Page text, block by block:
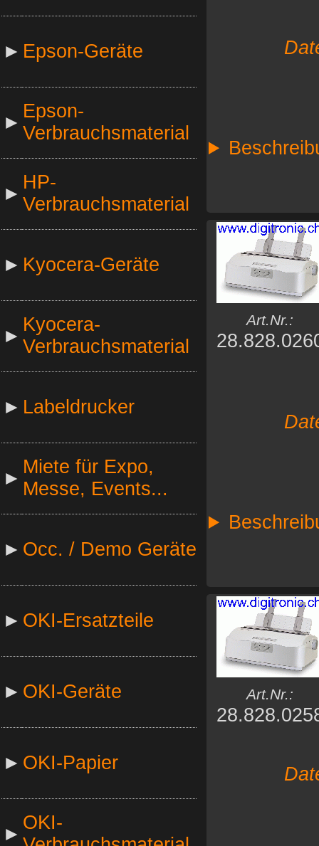
► Epson-Geräte
►
Epson-
Verbrauchsmaterial
►
HP-
Verbrauchsmaterial
► Kyocera-Geräte
►
Kyocera-
Verbrauchsmaterial
► Labeldrucker
►
Miete für Expo,
Messe, Events...
► Occ. / Demo Geräte
► OKI-Ersatzteile
► OKI-Geräte
► OKI-Papier
►
OKI-
Art.Nr.:
Art.Nr.: